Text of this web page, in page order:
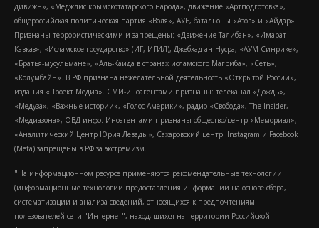
дивижн», «Меджлис крымскотатарского народа», движение «Артподготовка»,
общероссийская политическая партия «Воля», АУЕ, батальоны «Азов» и «Айдар».
Признаны террористическими и запрещены: «Движение Талибан», «Имарат
Кавказ», «Исламское государство» (ИГ, ИГИЛ), Джебхад-ан-Нусра, «АУМ Синрике»,
«Братья-мусульмане», «Аль-Каида в странах исламского Магриба», «Сеть»,
«Колумбайн». В РФ признана нежелательной деятельность «Открытой России»,
издания «Проект Медиа». СМИ-иноагентами признаны: телеканал «Дождь»,
«Медуза», «Важные истории», «Голос Америки», радио «Свобода», The Insider,
«Медиазона», ОВД-инфо. Иноагентами признаны общество/центр «Мемориал»,
«Аналитический Центр Юрия Левады», Сахаровский центр. Instagram и Facebook
(Metа) запрещены в РФ за экстремизм.
"На информационном ресурсе применяются рекомендательные технологии
(информационные технологии предоставления информации на основе сбора,
систематизации и анализа сведений, относящихся к предпочтениям
пользователей сети "Интернет", находящихся на территории Российской